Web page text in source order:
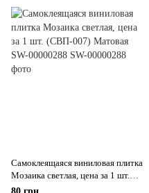
Самоклеящаяся виниловая плитка
Мозаика светлая, цена за 1 шт.
(СВП-007) Матовая SW-